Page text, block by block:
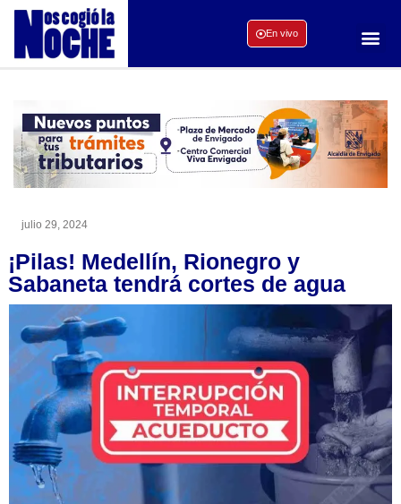
En vivo
julio 29, 2024
¡Pilas! Medellín, Rionegro y
Sabaneta tendrá cortes de agua